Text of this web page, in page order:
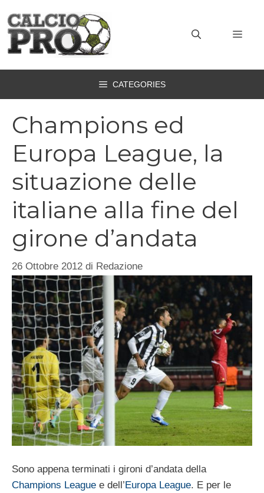
contenuto
CATEGORIES
Champions ed
Europa League, la
situazione delle
italiane alla fine del
girone d’andata
26 Ottobre 2012 di Redazione
Sono appena terminati i gironi d’andata della
Champions League e dell’Europa League. E per le